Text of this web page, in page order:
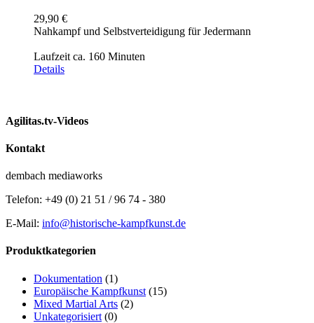
29,90 €
Nahkampf und Selbstverteidigung für Jedermann
Laufzeit ca. 160 Minuten
Details
Agilitas.tv-Videos
Kontakt
dembach mediaworks
Telefon: +49 (0) 21 51 / 96 74 - 380
E-Mail: info@historische-kampfkunst.de
Produktkategorien
Dokumentation (1)
Europäische Kampfkunst (15)
Mixed Martial Arts (2)
Unkategorisiert (0)